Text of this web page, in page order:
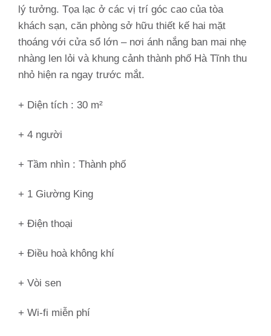
lý tưởng. Tọa lạc ở các vị trí góc cao của tòa
khách sạn, căn phòng sở hữu thiết kế hai mặt
thoáng với cửa sổ lớn – nơi ánh nắng ban mai nhẹ
nhàng len lỏi và khung cảnh thành phố Hà Tĩnh thu
nhỏ hiện ra ngay trước mắt.
+ Diện tích : 30 m²
+ 4 người
+ Tầm nhìn : Thành phố
+ 1 Giường King
+ Điện thoại
+ Điều hoà không khí
+ Vòi sen
+ Wi-fi miễn phí